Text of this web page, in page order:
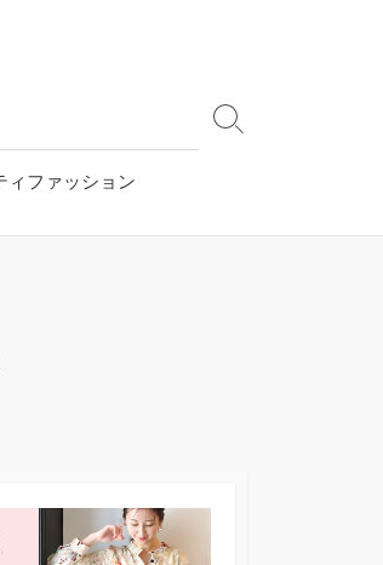
ィファッション
検